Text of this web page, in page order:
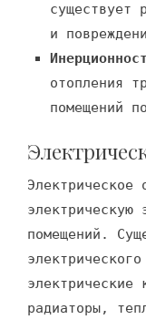
существует
и
отопления
помещений
Электрическое
электрическую
помещений.
электрические
радиаторы,